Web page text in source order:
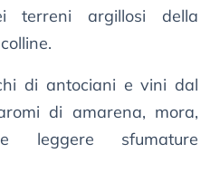
terreni argillosi della
di antociani e vini dal
di amarena, mora,
leggere sfumature